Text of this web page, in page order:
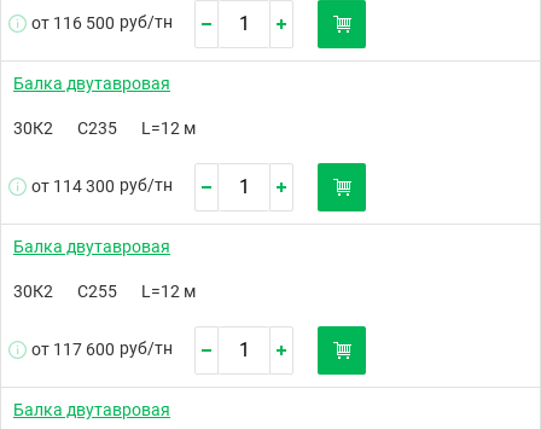
от 116 500 руб/тн
Балка двутавровая
30К2 С235 L=12 м
от 114 300 руб/тн
Балка двутавровая
30К2 С255 L=12 м
от 117 600 руб/тн
Балка двутавровая